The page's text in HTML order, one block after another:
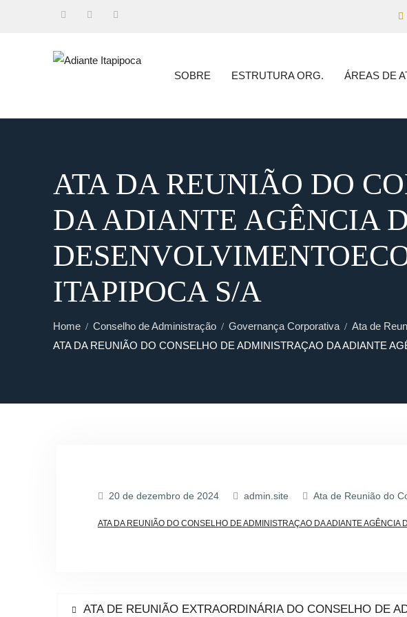
SOBRE ESTRUTURA ORG. ÁREAS DE
ATA DA REUNIÃO DO
DA ADIANTE AGÊNCIA
ITAPIPOCA S/A
Home Conselho de Administração Governança Corporativa
Ata de
ATA DA REUNIÃO DO CONSELHO DE ADMINISTRAÇAO DA ADIANTE
20 de dezembro de 2024 admin.site Ata de Reunião do
ATA DA REUNIÃO DO CONSELHO DE ADMINISTRAÇAO DA ADIANTE AGÊNCIA
Navegação
Previous
ATA DE REUNIÃO EXTRAORDINÁRIA DO CONSELHO DE